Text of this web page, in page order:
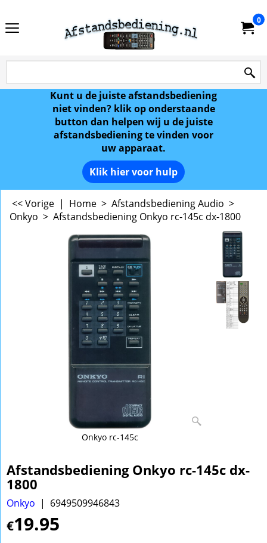
0
Kunt u de juiste afstandsbediening
niet vinden? klik op onderstaande
button dan helpen wij u de juiste
afstandsbediening te vinden voor
uw apparaat.
Klik hier voor hulp
<< Vorige | Home > Afstandsbediening Audio >
Onkyo > Afstandsbediening Onkyo rc-145c dx-1800
Onkyo rc-145c
Afstandsbediening Onkyo rc-145c dx-
1800
Onkyo 6949509946843
€19.95